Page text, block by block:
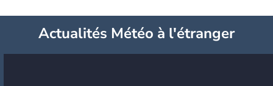
Actualités Météo à l'étranger